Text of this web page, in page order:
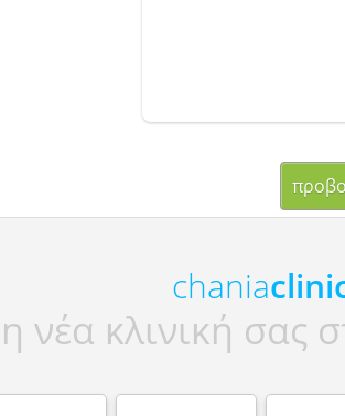
chania
η νέα κλινική σας